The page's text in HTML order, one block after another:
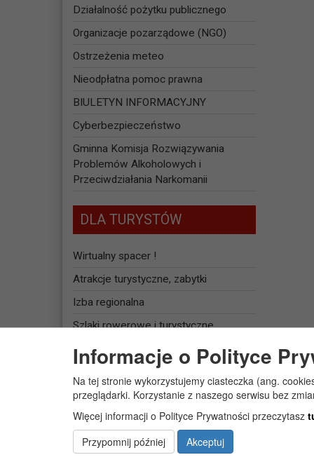
Działalność pożytku publicznego
Organizacje pozarządowe (NGO)
Ostrzeżenia meteo
Nieodpłatna pomoc prawna
BIULETYN INFORMACYJNY
Cyberbezpieczeństwo
Gminna Komisja Rozwiązywania
Problemów Alkoholowych i
Przeciwdziałania Narkomanii
DLA TURYSTÓW
Wirtualny spacer !
Atrakcje turystyczne, zabytki
Izba regionalna
Szlaki rowerowe i turystyczne
Baza noclegowa
JEDNOSTKI
ORGANIZACYJNE
Żłobek Gminny „PUCHATEK”
Informacje o Polityce
Na tej stronie wykorzystujemy ciasteczka (ang.
przeglądarki. Korzystanie z naszego serwisu bez
Więcej informacji o Polityce Prywatności przeczytasz
Przypomnij później
Akceptuj